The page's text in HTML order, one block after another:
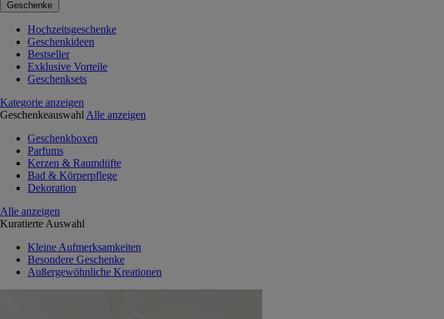
Geschenke
Hochzeitsgeschenke
Geschenkideen
Bestseller
Exklusive Vorteile
Geschenksets
Kategorie anzeigen
Geschenkeauswahl Alle anzeigen
Geschenkboxen
Parfums
Kerzen & Raumdüfte
Bad & Körperpflege
Dekoration
Alle anzeigen
Kuratierte Auswahl
Kleine Aufmerksamkeiten
Besondere Geschenke
Außergewöhnliche Kreationen